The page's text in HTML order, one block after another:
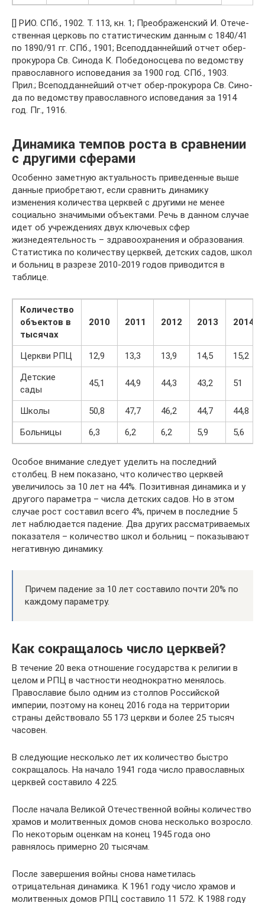
[] РИО. СПб., 1902. Т. 113, кн. 1; Пре­об­ра­жен­ский И. Оте­че­
ствен­ная цер­ковь по ста­ти­сти­че­ским дан­ным с 1840/41
по 1890/91 гг. СПб., 1901; Все­под­дан­ней­ший отчет обер-
про­ку­ро­ра Св. Сино­да К. Побе­до­нос­це­ва по ведом­ству
пра­во­слав­но­го испо­ве­да­ния за 1900 год. СПб., 1903.
Прил.; Все­под­дан­ней­ший отчет обер-про­ку­ро­ра Св. Сино­
да по ведом­ству пра­во­слав­но­го испо­ве­да­ния за 1914
год. Пг., 1916.
Динамика темпов роста в сравнении
с другими сферами
Особенно заметную актуальность приведенные выше
данные приобретают, если сравнить динамику
изменения количества церквей с другими не менее
социально значимыми объектами. Речь в данном случае
идет об учреждениях двух ключевых сфер
жизнедеятельность – здравоохранения и образования.
Статистика по количеству церквей, детских садов, школ
и больниц в разрезе 2010-2019 годов приводится в
таблице.
Количество
объектов в
тысячах
2010 2011 2012 2013 2014
Церкви РПЦ 12,9 13,3 13,9 14,5
15,2
Детские
сады
45,1 44,9 44,3 43,2 51
Школы 50,8 47,7 46,2 44,7
44,8
Больницы
6,3 6,2 6,2 5,9 5,6
Особое внимание следует уделить на последний
столбец. В нем показано, что количество церквей
увеличилось за 10 лет на 44%. Позитивная динамика и у
другого параметра – числа детских садов. Но в этом
случае рост составил всего 4%, причем в последние 5
лет наблюдается падение. Два других рассматриваемых
показателя – количество школ и больниц – показывают
негативную динамику.
Причем падение за 10 лет составило почти 20% по
каждому параметру.
Как сокращалось число церквей?
В течение 20 века отношение государства к религии в
целом и РПЦ в частности неоднократно менялось.
Православие было одним из столпов Российской
империи, поэтому на конец 2016 года на территории
страны действовало 55 173 церкви и более 25 тысяч
часовен.
В следующие несколько лет их количество быстро
сокращалось. На начало 1941 года число православных
церквей составило 4 225.
После начала Великой Отечественной войны количество
храмов и молитвенных домов снова несколько возросло.
По некоторым оценкам на конец 1945 года оно
равнялось примерно 20 тысячам.
После завершения войны снова наметилась
отрицательная динамика. К 1961 году число храмов и
молитвенных домов РПЦ составило 11 572. К 1988 году